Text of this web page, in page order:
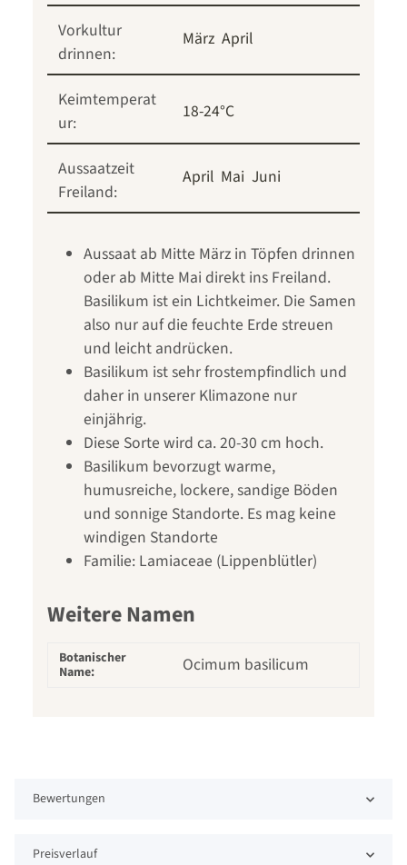
Vorkultur
drinnen:
März April
Keimtemperat
ur:
18-24°C
Aussaatzeit
Freiland:
April Mai Juni
Aussaat ab Mitte März in Töpfen drinnen
oder ab Mitte Mai direkt ins Freiland.
Basilikum ist ein Lichtkeimer. Die Samen
also nur auf die feuchte Erde streuen
und leicht andrücken.
Basilikum ist sehr frostempfindlich und
daher in unserer Klimazone nur
einjährig.
Diese Sorte wird ca. 20-30 cm hoch.
Basilikum bevorzugt warme,
humusreiche, lockere, sandige Böden
und sonnige Standorte. Es mag keine
windigen Standorte
Familie: Lamiaceae (Lippenblütler)
Weitere Namen
Botanischer
Name:
Ocimum basilicum
Bewertungen
Preisverlauf